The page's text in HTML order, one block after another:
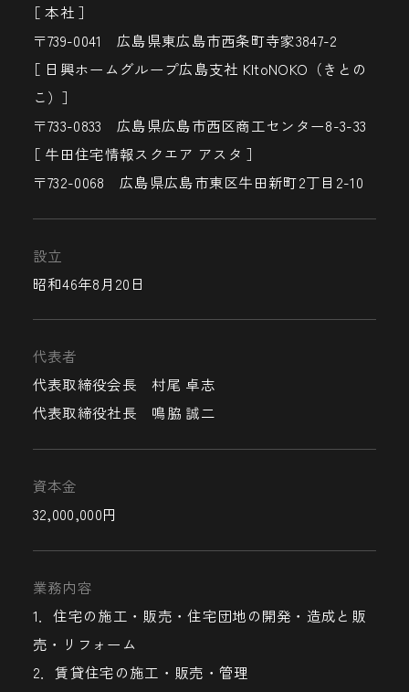
［ 本社 ］
〒739-0041 広島県東広島市西条町寺家3847-2
［ 日興ホームグループ広島支社 KItoNOKO（きとの
こ）］
〒733-0833 広島県広島市西区商工センター8-3-33
［ 牛田住宅情報スクエア アスタ ］
〒732-0068 広島県広島市東区牛田新町2丁目2-10
設立
昭和46年8月20日
代表者
代表取締役会長 村尾 卓志
代表取締役社長 鳴脇 誠二
資本金
32,000,000円
業務内容
1．住宅の施工・販売・住宅団地の開発・造成と販
売・リフォーム
2．賃貸住宅の施工・販売・管理